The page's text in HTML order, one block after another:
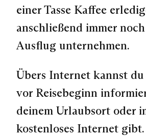
einer Tasse Kaffee
anschließend immer
Ausflug unternehmen.
Übers Internet kannst
vor Reisebeginn
deinem Urlaubsort oder
kostenloses Internet